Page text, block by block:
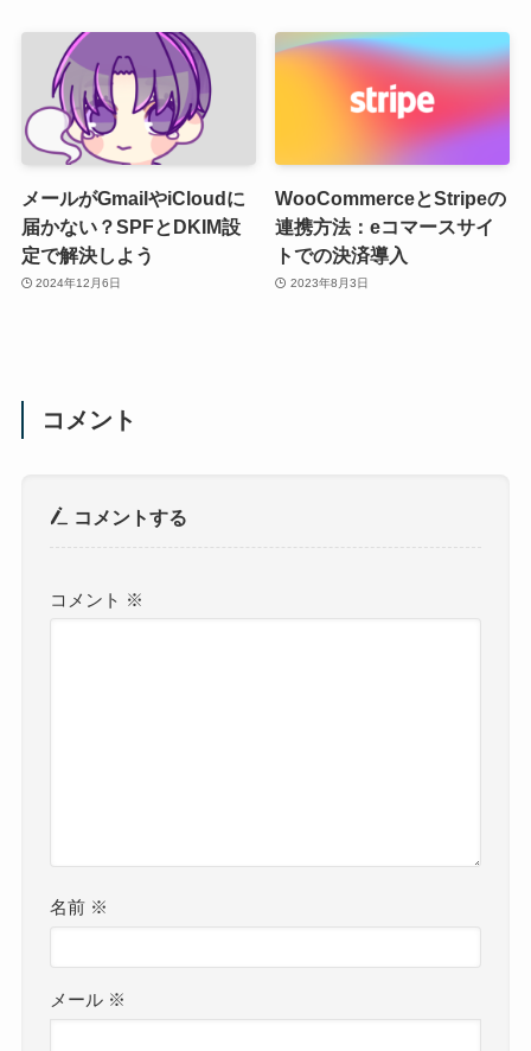
メールがGmailやiCloudに
届かない？SPFとDKIM設
定で解決しよう
2024年12月6日
WooCommerceとStripeの
連携方法：eコマースサイ
トでの決済導入
2023年8月3日
コメント
コメントする
コメント ※
名前 ※
メール ※